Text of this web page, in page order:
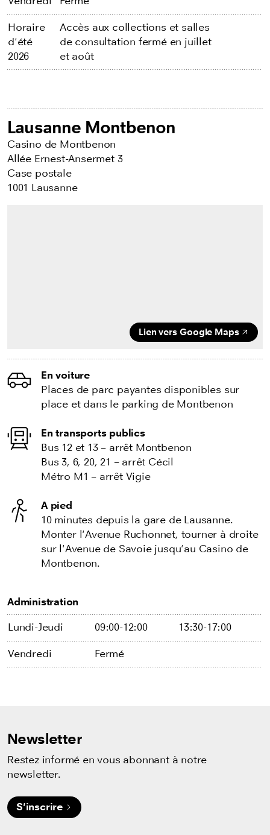
Horaire
d'été
2026
Accès aux collections et salles
de consultation fermé en juillet
et août
Lausanne Montbenon
Casino de Montbenon
Allée Ernest-Ansermet 3
Case postale
1001 Lausanne
Lien vers Google Maps
En voiture
Places de parc payantes disponibles sur
place et dans le parking de Montbenon
En transports publics
Bus 12 et 13 – arrêt Montbenon
Bus 3, 6, 20, 21 – arrêt Cécil
Métro M1 – arrêt Vigie
A pied
10 minutes depuis la gare de Lausanne.
Monter l'Avenue Ruchonnet, tourner à droite
sur l'Avenue de Savoie jusqu'au Casino de
Montbenon.
Administration
Lundi-Jeudi
09:00-12:00 13:30-17:00
Vendredi Fermé
Newsletter
Restez informé en vous abonnant à notre
newsletter.
S'inscrire